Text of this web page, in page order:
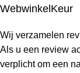
WebwinkelKeur
Wij verzamelen
Als u een review
verplicht om een